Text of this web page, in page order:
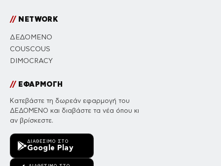
//NETWORK
ΔΕΔΟΜΕΝΟ
COUSCOUS
DIMOCRACY
//ΕΦΑΡΜΟΓΗ
Κατεβάστε τη δωρεάν εφαρμογή του
ΔΕΔΟΜΕΝΟ και διαβάστε τα νέα όπου κι
αν βρίσκεστε.
ΔΙΑΘΈΣΙΜΟ ΣΤΟ
Google Play